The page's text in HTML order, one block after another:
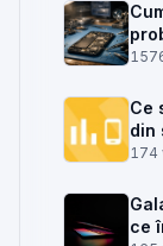
Ce
din
174
ce